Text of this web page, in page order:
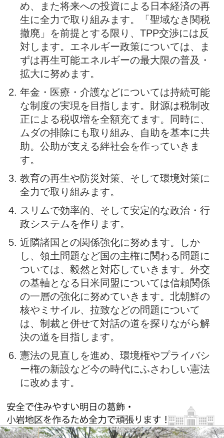
め、また将来への投資による日本経済の再
生に全力で取り組みます。「聖域なき関税
撤廃」を前提とする限り、TPP交渉には反
対します。エネルギー政策については、ま
ずは再生可能エネルギーの最大限の普及・
拡大に努めます。
年金・医療・介護などについては持続可能
な制度の実現を目指します。財源は税制改
正による税収増を全額充てます。同時に、
ムダの排除にも取り組み、自助を基本に共
助。公助が支える絆社会を作っていきま
す。
教育の再生や防災対策、そして環境対策に
全力で取り組みます。
スリムで効率的、そして安定的な政治・行
政システムを作ります。
近隣諸国との関係強化に努めます。しか
し、領土問題など国の主権に関わる問題に
ついては、毅然と対応していきます。外交
の基軸となる日米同盟については信頼関係
の一層の強化に努めていきます。北朝鮮の
核やミサイル、拉致などの問題について
は、制裁と併せて対話の道を探りながら解
決の道を目指します。
憲法の見直しを進め、環境権やプライバシ
ー権の新設など今の時代にふさわしい憲法
に改めます。